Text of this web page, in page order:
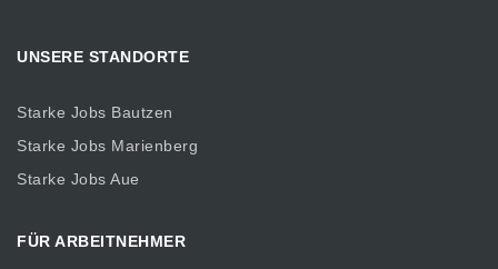
UNSERE STANDORTE
Starke Jobs Bautzen
Starke Jobs Marienberg
Starke Jobs Aue
FÜR ARBEITNEHMER